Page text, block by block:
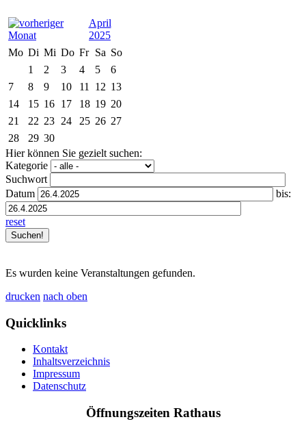
April
2025
Mo Di Mi Do Fr Sa So
1
2 3 4 5
6
7
8 9 10 11 12 13
14
15 16 17 18 19 20
21
22 23 24 25 26 27
28
29 30
Hier können Sie gezielt suchen:
Kategorie
Suchwort
Datum
bis:
reset
Es wurden keine Veranstaltungen gefunden.
drucken nach oben
Quicklinks
Kontakt
Inhaltsverzeichnis
Impressum
Datenschutz
Öffnungszeiten Rathaus